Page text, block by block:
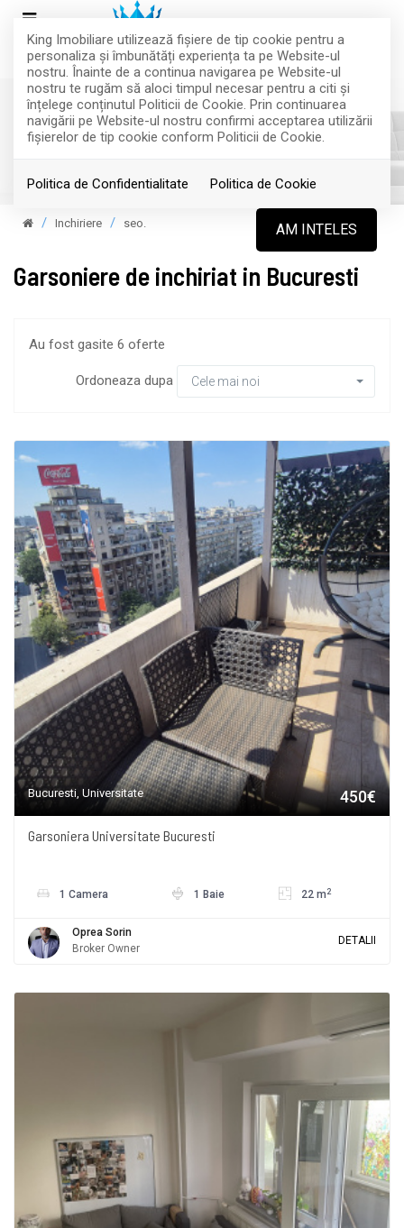
King Imobiliare utilizează fişiere de tip cookie pentru a
personaliza și îmbunătăți experiența ta pe Website-ul
nostru. Înainte de a continua navigarea pe Website-ul
nostru te rugăm să aloci timpul necesar pentru a citi și
înțelege conținutul Politicii de Cookie. Prin continuarea
navigării pe Website-ul nostru confirmi acceptarea utilizării
fişierelor de tip cookie conform Politicii de Cookie.
Politica de Confidentialitate Politica de Cookie
AM INTELES
Filtreaza
Inchiriere seo.
Garsoniere de inchiriat in Bucuresti
Au fost gasite 6 oferte
Ordoneaza dupa Cele mai noi
Bucuresti, Universitate 450€
Garsoniera Universitate Bucuresti
1 Camera 1 Baie 22 m 2
Oprea Sorin
Broker Owner
DETALII